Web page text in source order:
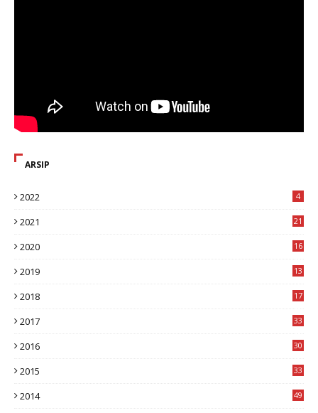
ARSIP
2022 4
2021 21
2020
16
2019
13
2018
17
2017
33
2016
30
2015
33
2014
49